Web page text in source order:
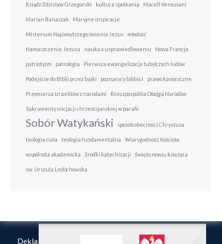
Ksiądz Zdzisław Grzegorski kultura spotkania Macell Veneziani
Marian Banaszak Maryjne inspiracje
Misterium Najświętszego Imienia Jezus młodość
Namaszczenie Jezusa nauka o usprawiedliwieniu Nowa Francja
patriotyzm patrologia Pierwsza ewangelizacja tubylczych ludów
Podejście do Biblii przez bajki poznańscy bibliści prawo kanoniczne
Przymierza Izraelitów z narodami Rzeczpospolita Obojga Narodów
Sakramenty inicjacji chrześcijańskiej w parafii
Sobór Watykański sposób obecności Chrystusa
teologia ciała teologia fundamentalna Wiarygodność Kościoła
wspólnota akademicka Środki katechizacji Święto nowiu księżyca
św. Urszula Ledóchowska
Dekla